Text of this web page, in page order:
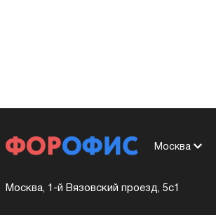
Москва
Москва, 1-й Вязовский проезд, 5с1